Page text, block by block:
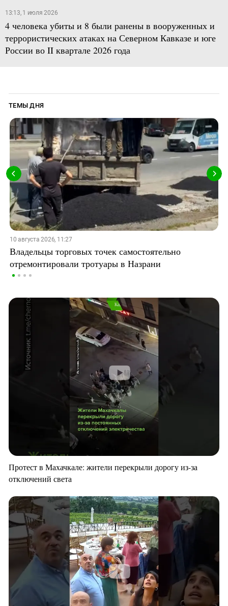
13:13, 1 июля 2026
4 человека убиты и 8 были ранены в вооруженных и
террористических атаках на Северном Кавказе и юге
России во II квартале 2026 года
ТЕМЫ ДНЯ
10 августа 2026, 11:27
Владельцы торговых точек самостоятельно
отремонтировали тротуары в Назрани
Протест в Махачкале: жители перекрыли дорогу из-за
отключений света